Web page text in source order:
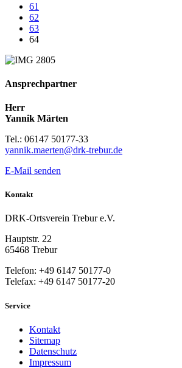
61
62
63
64
Ansprechpartner
Herr
Yannik Märten
Tel.: 06147 50177-33
yannik.maerten@drk-trebur.de
E-Mail senden
Kontakt
DRK-Ortsverein Trebur e.V.
Hauptstr. 22
65468 Trebur
Telefon: +49 6147 50177-0
Telefax: +49 6147 50177-20
Service
Kontakt
Sitemap
Datenschutz
Impressum